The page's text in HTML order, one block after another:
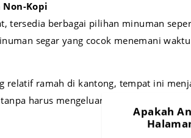
Apakah
Kopi
tersedia berbagai pilihan minuman
segar yang cocok menemani waktu
relatif ramah di kantong, tempat ini
harus mengeluarkan biaya besar.